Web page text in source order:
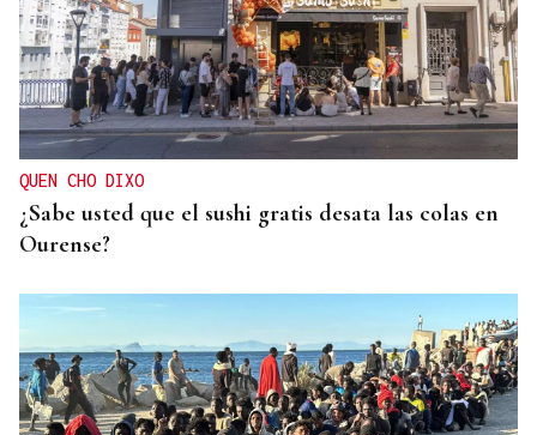
CAUSA DE ALERGIA GRAVE
Picaduras de avispas y abejas: cuándo una reacción
puede poner en riesgo tu vida
QUEN CHO DIXO
¿Sabe usted que el sushi gratis desata las colas en
Ourense?